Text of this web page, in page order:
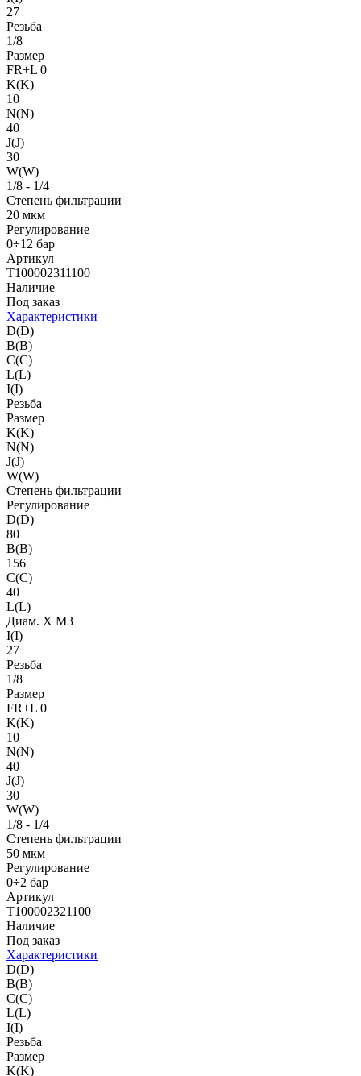
27
Резьба
1/8
Размер
FR+L 0
K(K)
10
N(N)
40
J(J)
30
W(W)
1/8 - 1/4
Степень фильтрации
20 мкм
Регулирование
0÷12 бар
Артикул
T100002311100
Наличие
Под заказ
Характеристики
D(D)
B(B)
C(C)
L(L)
I(I)
Резьба
Размер
K(K)
N(N)
J(J)
W(W)
Степень фильтрации
Регулирование
D(D)
80
B(B)
156
C(C)
40
L(L)
Диам. X M3
I(I)
27
Резьба
1/8
Размер
FR+L 0
K(K)
10
N(N)
40
J(J)
30
W(W)
1/8 - 1/4
Степень фильтрации
50 мкм
Регулирование
0÷2 бар
Артикул
T100002321100
Наличие
Под заказ
Характеристики
D(D)
B(B)
C(C)
L(L)
I(I)
Резьба
Размер
K(K)